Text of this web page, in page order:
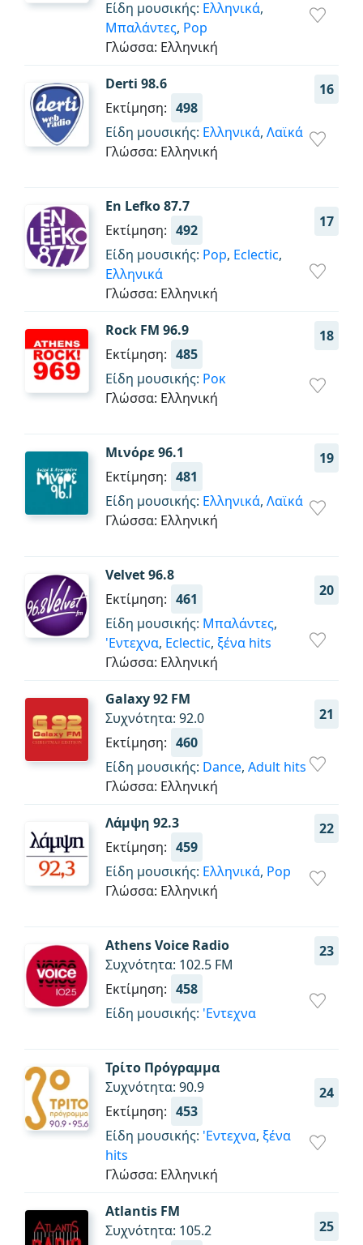
Είδη μουσικής: Ελληνικά,
Μπαλάντες, Pop
Γλώσσα: Ελληνική
Derti 98.6
16
Εκτίμηση: 498
Είδη μουσικής: Ελληνικά, Λαϊκά
Γλώσσα: Ελληνική
En Lefko 87.7
17
Εκτίμηση: 492
Είδη μουσικής: Pop, Eclectic,
Ελληνικά
Γλώσσα: Ελληνική
Rock FM 96.9
18
Εκτίμηση: 485
Είδη μουσικής: Ροκ
Γλώσσα: Ελληνική
Μινόρε 96.1
19
Εκτίμηση: 481
Είδη μουσικής: Ελληνικά, Λαϊκά
Γλώσσα: Ελληνική
Velvet 96.8
20
Εκτίμηση: 461
Είδη μουσικής: Μπαλάντες,
'Εντεχνα, Eclectic, ξένα hits
Γλώσσα: Ελληνική
Galaxy 92 FM
21
Συχνότητα: 92.0
Εκτίμηση: 460
Είδη μουσικής: Dance, Adult hits
Γλώσσα: Ελληνική
Λάμψη 92.3
22
Εκτίμηση: 459
Είδη μουσικής: Ελληνικά, Pop
Γλώσσα: Ελληνική
Athens Voice Radio 23
Συχνότητα: 102.5 FM
Εκτίμηση: 458
Είδη μουσικής: 'Εντεχνα
Τρίτο Πρόγραμμα
24
Συχνότητα: 90.9
Εκτίμηση: 453
Είδη μουσικής: 'Εντεχνα, ξένα
hits
Γλώσσα: Ελληνική
Atlantis FM
25
Συχνότητα: 105.2